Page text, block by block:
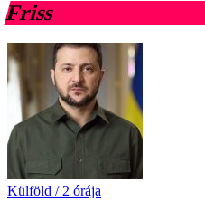
Friss
Külföld / 2 órája